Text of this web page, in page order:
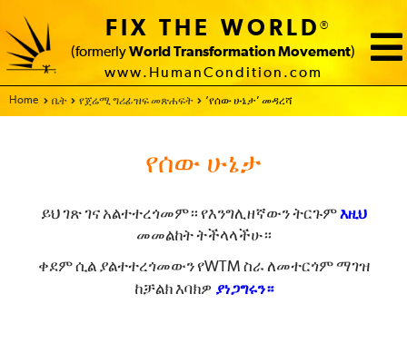
FIX THE WORLD®
(formerly World Transformation Movement)
www.HumanCondition.com
Home - Fix The World
ቤት የጀሬሚ ግሪፊዝፍ መጽሐፍት ‘የሰው ሁኔታ’ መዳረሻ
የሰው ሁኔታ
ይህ ገጽ ገና አልተተረጎመም። የእንግሊዘኛውን ትርጉምእዚህ
መመልከት ትችላላችሁ።
ቀደም ሲል ያልተተረጎመውን የWTM ስራ ለመተርጎም ማገዝ
ከቻልክ እባክዎ ያነጋግሩን።